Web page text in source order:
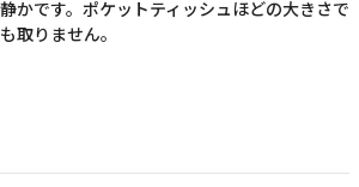
かです。ポケットティッシュほどの大きさで
取りません。